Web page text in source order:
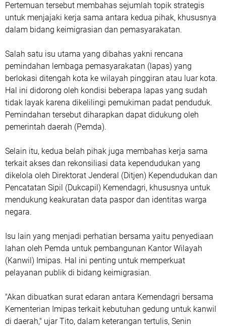
Pertemuan tersebut membahas sejumlah topik strategis
untuk menjajaki kerja sama antara kedua pihak, khususnya
dalam bidang keimigrasian dan pemasyarakatan.
Salah satu isu utama yang dibahas yakni rencana
pemindahan lembaga pemasyarakatan (lapas) yang
berlokasi ditengah kota ke wilayah pinggiran atau luar kota.
Hal ini didorong oleh kondisi beberapa lapas yang sudah
tidak layak karena dikelilingi pemukiman padat penduduk.
Pemindahan tersebut diharapkan dapat didukung oleh
pemerintah daerah (Pemda).
Selain itu, kedua belah pihak juga membahas kerja sama
terkait akses dan rekonsiliasi data kependudukan yang
dikelola oleh Direktorat Jenderal (Ditjen) Kependudukan dan
Pencatatan Sipil (Dukcapil) Kemendagri, khususnya untuk
mendukung keakuratan data paspor dan identitas warga
negara.
Isu lain yang menjadi perhatian bersama yaitu penyediaan
lahan oleh Pemda untuk pembangunan Kantor Wilayah
(Kanwil) Imipas. Hal ini penting untuk memperkuat
pelayanan publik di bidang keimigrasian.
"Akan dibuatkan surat edaran antara Kemendagri bersama
Kementerian Imipas terkait kebutuhan gedung untuk kanwil
di daerah," ujar Tito, dalam keterangan tertulis, Senin